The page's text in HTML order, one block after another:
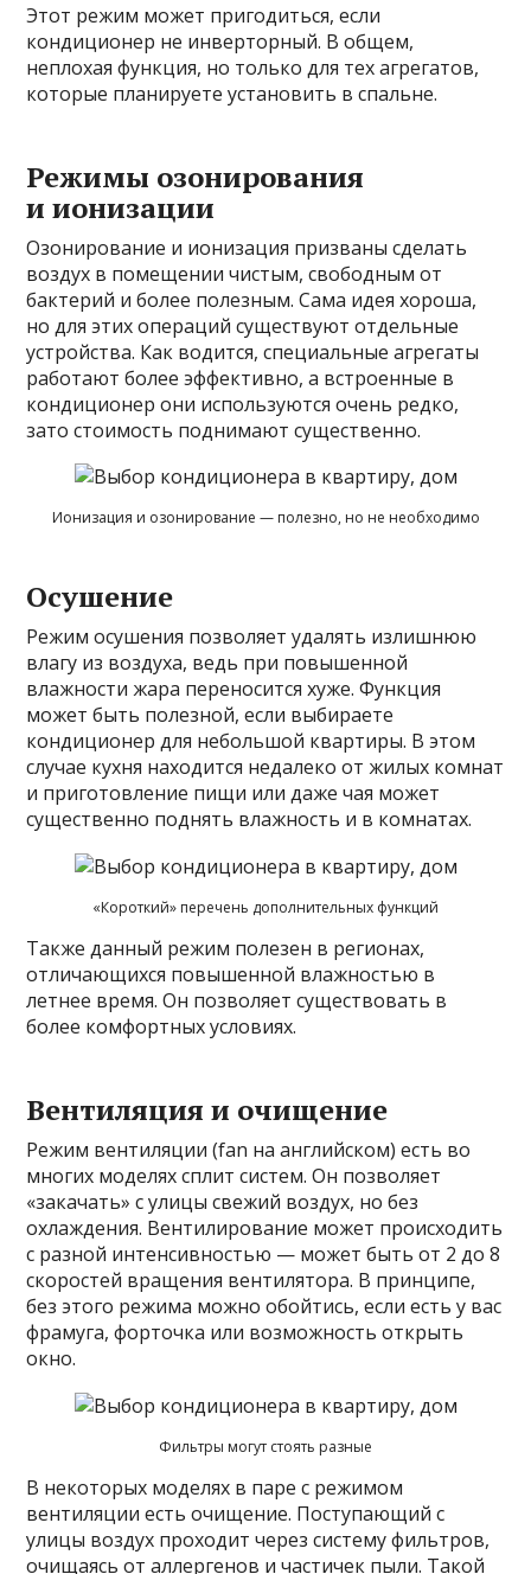
Этот режим может пригодиться, если
кондиционер не инверторный. В общем,
неплохая функция, но только для тех агрегатов,
которые планируете установить в спальне.
Режимы озонирования
и ионизации
Озонирование и ионизация призваны сделать
воздух в помещении чистым, свободным от
бактерий и более полезным. Сама идея хороша,
но для этих операций существуют отдельные
устройства. Как водится, специальные агрегаты
работают более эффективно, а встроенные в
кондиционер они используются очень редко,
зато стоимость поднимают существенно.
Ионизация и озонирование — полезно, но не необходимо
Осушение
Режим осушения позволяет удалять излишнюю
влагу из воздуха, ведь при повышенной
влажности жара переносится хуже. Функция
может быть полезной, если выбираете
кондиционер для небольшой квартиры. В этом
случае кухня находится недалеко от жилых комнат
и приготовление пищи или даже чая может
существенно поднять влажность и в комнатах.
«Короткий» перечень дополнительных функций
Также данный режим полезен в регионах,
отличающихся повышенной влажностью в
летнее время. Он позволяет существовать в
более комфортных условиях.
Вентиляция и очищение
Режим вентиляции (fan на английском) есть во
многих моделях сплит систем. Он позволяет
«закачать» с улицы свежий воздух, но без
охлаждения. Вентилирование может происходить
с разной интенсивностью — может быть от 2 до 8
скоростей вращения вентилятора. В принципе,
без этого режима можно обойтись, если есть у вас
фрамуга, форточка или возможность открыть
окно.
Фильтры могут стоять разные
В некоторых моделях в паре с режимом
вентиляции есть очищение. Поступающий с
улицы воздух проходит через систему фильтров,
очищаясь от аллергенов и частичек пыли. Такой